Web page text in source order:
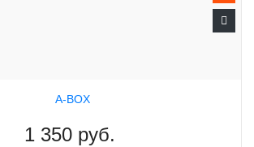
A-BOX
1 350 руб.